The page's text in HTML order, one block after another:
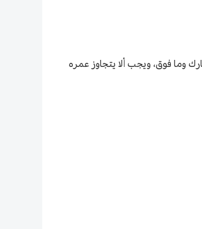
وما فوق، ويجب ألا يتجاوز عمره